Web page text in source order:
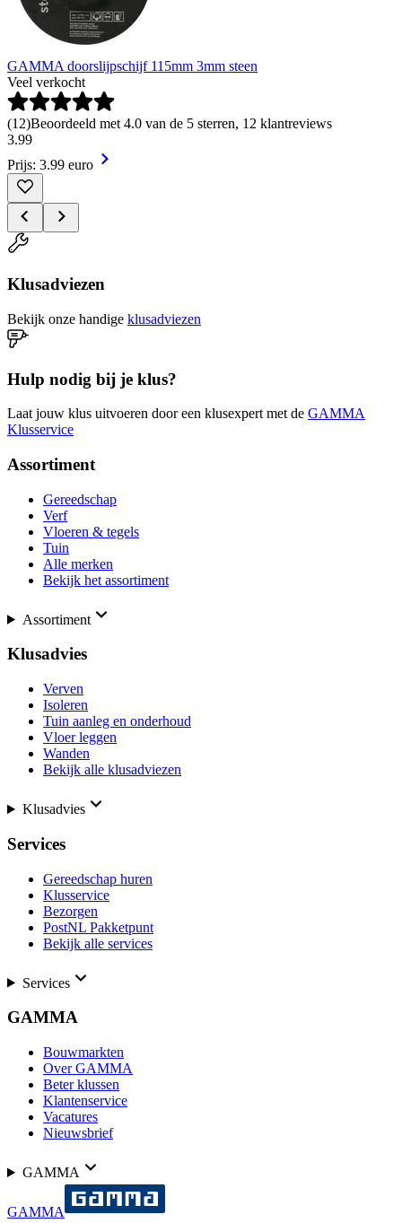
GAMMA doorslijpschijf 115mm 3mm steen
Veel verkocht
(12)Beoordeeld met 4.0 van de 5 sterren, 12 klantreviews
3.99
Prijs: 3.99 euro
Klusadviezen
Bekijk onze handige klusadviezen
Hulp nodig bij je klus?
Laat jouw klus uitvoeren door een klusexpert met de GAMMA
Klusservice
Assortiment
Gereedschap
Verf
Vloeren & tegels
Tuin
Alle merken
Bekijk het assortiment
Assortiment
Klusadvies
Verven
Isoleren
Tuin aanleg en onderhoud
Vloer leggen
Wanden
Bekijk alle klusadviezen
Klusadvies
Services
Gereedschap huren
Klusservice
Bezorgen
PostNL Pakketpunt
Bekijk alle services
Services
GAMMA
Bouwmarkten
Over GAMMA
Beter klussen
Klantenservice
Vacatures
Nieuwsbrief
GAMMA
GAMMA